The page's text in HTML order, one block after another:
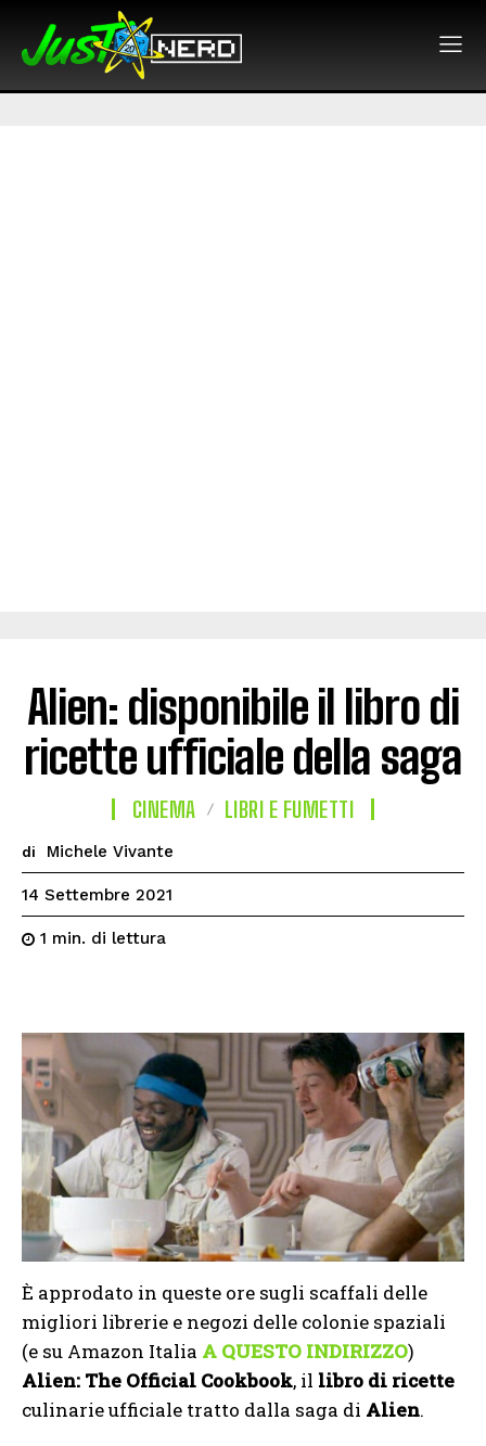
Alien: disponibile il libro di
ricette ufficiale della saga
CINEMA LIBRI E FUMETTI
di Michele Vivante
14 Settembre 2021
1 min. di lettura
È approdato in queste ore sugli scaffali delle
migliori librerie e negozi delle colonie spaziali
(e su Amazon Italia A QUESTO INDIRIZZO)
Alien: The Official Cookbook, il libro di ricette
culinarie ufficiale tratto dalla saga di Alien.